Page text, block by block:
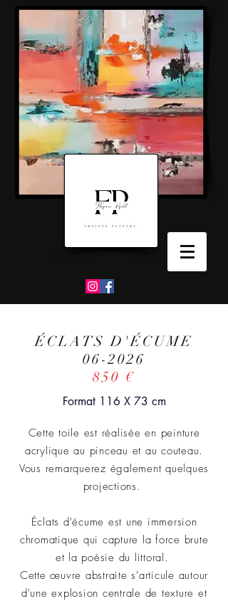
ÉCLATS D'ÉCUME
06-2026
850 €
Format 116 X 73 cm
Cette toile est réalisée en peinture
acrylique au pinceau et au couteau.
Vous remarquerez également quelques
projections.
Éclats d'écume est une immersion
chromatique qui capture la force brute
et la poésie du littoral.
Cette œuvre abstraite s'articule autour
d'une explosion centrale de texture et